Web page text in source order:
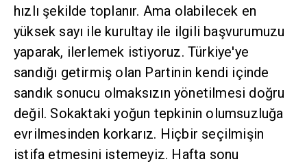
hızlı şekilde toplanır. Ama olabilecek en
yüksek sayı ile kurultay ile ilgili başvurumuzu
yaparak, ilerlemek istiyoruz. Türkiye'ye
sandığı getirmiş olan Partinin kendi içinde
sandık sonucu olmaksızın yönetilmesi doğru
değil. Sokaktaki yoğun tepkinin olumsuzluğa
evrilmesinden korkarız. Hiçbir seçilmişin
istifa etmesini istemeyiz. Hafta sonu